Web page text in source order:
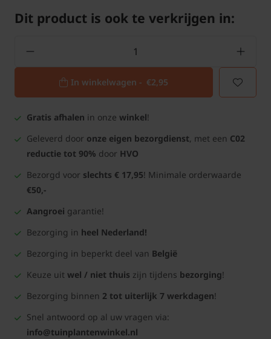
Dit product is ook te verkrijgen in:
In winkelwagen - €2,95
Gratis afhalen in onze winkel!
Geleverd door onze eigen bezorgdienst, met een C02
reductie tot 90% door HVO
Bezorgd voor slechts € 17,95! Minimale orderwaarde
€50,-
Aangroei garantie!
Bezorging in heel Nederland!
Bezorging in beperkt deel van België
Keuze uit wel / niet thuis zijn tijdens bezorging!
Bezorging binnen 2 tot uiterlijk 7 werkdagen!
Snel antwoord op al uw vragen via:
info@tuinplantenwinkel.nl